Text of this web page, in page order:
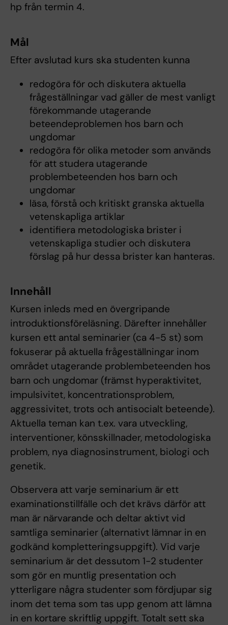
hp från termin 4.
Mål
Efter avslutad kurs ska studenten kunna
redogöra för och diskutera aktuella
frågeställningar vad gäller de mest vanligt
förekommande utagerande
beteendeproblemen hos barn och
ungdomar
redogöra för olika metoder som används
för att studera utagerande
problembeteenden hos barn och
ungdomar
läsa, förstå och kritiskt granska aktuella
vetenskapliga artiklar
identifiera metodologiska brister i
vetenskapliga studier och diskutera
förslag på hur dessa brister kan hanteras.
Innehåll
Kursen inleds med en övergripande
introduktionsföreläsning. Därefter innehåller
kursen ett antal seminarier (ca 4-5 st) som
fokuserar på aktuella frågeställningar inom
området utagerande problembeteenden hos
barn och ungdomar (främst hyperaktivitet,
impulsivitet, koncentrationsproblem,
aggressivitet, trots och antisocialt beteende).
Aktuella teman kan t.ex. vara utveckling,
interventioner, könsskillnader, metodologiska
problem, nya diagnosinstrument, biologi och
genetik.
Observera att varje seminarium är ett
examinationstillfälle och det krävs därför att
man är närvarande och deltar aktivt vid
samtliga seminarier (alternativt lämnar in en
godkänd kompletteringsuppgift). Vid varje
seminarium är det dessutom 1-2 studenter
som gör en muntlig presentation och
ytterligare några studenter som fördjupar sig
inom det tema som tas upp genom att lämna
in en kortare skriftlig uppgift. Totalt sett ska